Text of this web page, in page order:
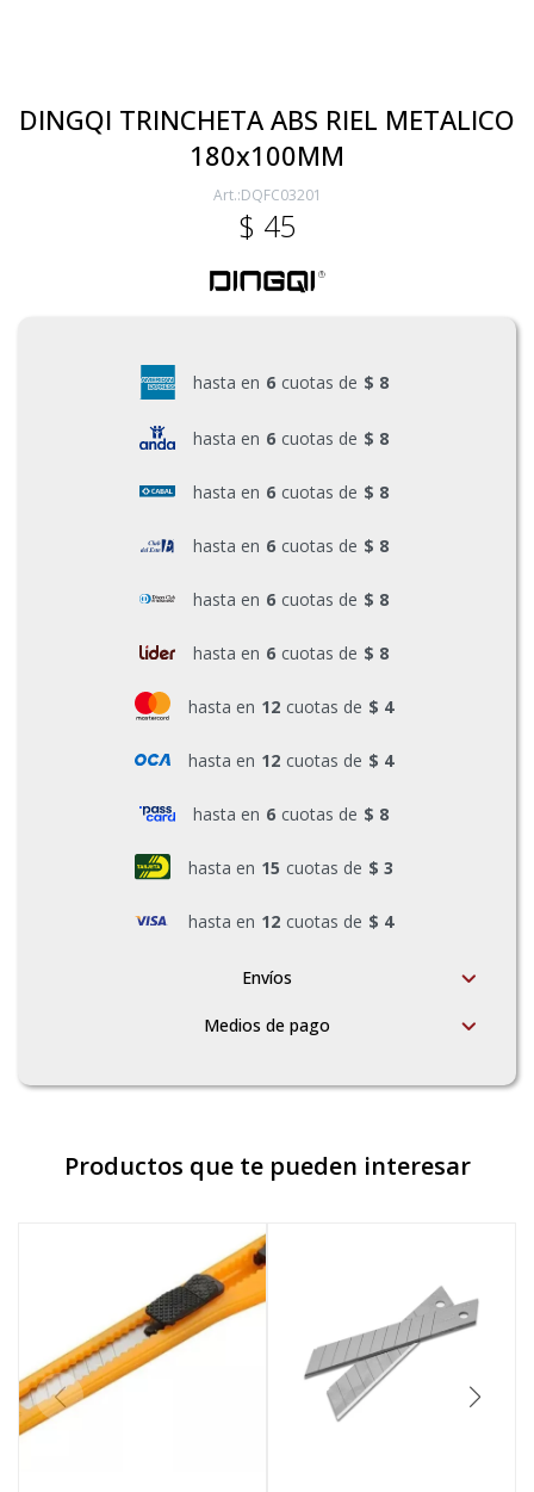
DINGQI TRINCHETA ABS RIEL METALICO
180x100MM
DQFC03201
$ 45
hasta en 6 cuotas de $ 8
hasta en 6 cuotas de $ 8
hasta en 6 cuotas de $ 8
hasta en 6 cuotas de $ 8
hasta en 6 cuotas de $ 8
hasta en 6 cuotas de $ 8
hasta en 12 cuotas de $ 4
hasta en 12 cuotas de $ 4
hasta en 6 cuotas de $ 8
hasta en 15 cuotas de $ 3
hasta en 12 cuotas de $ 4
Envíos
Medios de pago
Productos que te pueden interesar
Herramientas Eléctrica y Batería
Piscinas e Inflables